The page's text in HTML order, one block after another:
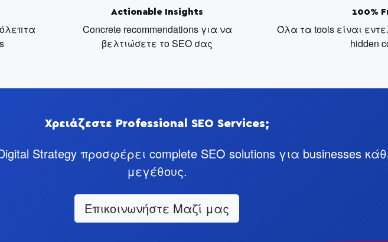
Actionable Insights
Concrete recommendations για να
βελτιώσετε το SEO σας
100%
Όλα τα tools είναι
hidden
Χρειάζεστε Professional SEO Services;
Strategy προσφέρει complete SEO solutions για businesses
μεγέθους.
Επικοινωνήστε Μαζί μας